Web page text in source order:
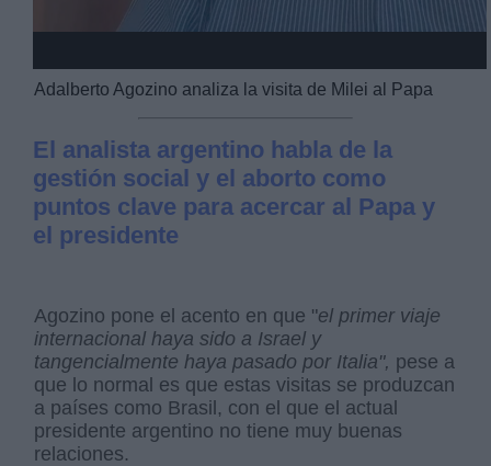
Adalberto Agozino analiza la visita de Milei al Papa
El analista argentino habla de la
gestión social y el aborto como
puntos clave para acercar al Papa y
el presidente
Agozino pone el acento en que "el primer viaje
internacional haya sido a Israel y
tangencialmente haya pasado por Italia", pese a
que lo normal es que estas visitas se produzcan
a países como Brasil, con el que el actual
presidente argentino no tiene muy buenas
relaciones.